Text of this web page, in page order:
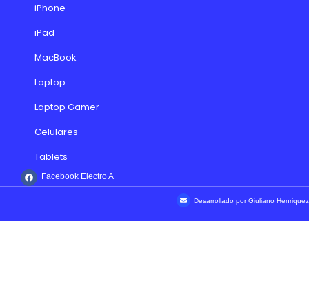
iPhone
iPad
MacBook
Laptop
Laptop Gamer
Celulares
Tablets
Facebook Electro A
Desarrollado por Giuliano Henriquez